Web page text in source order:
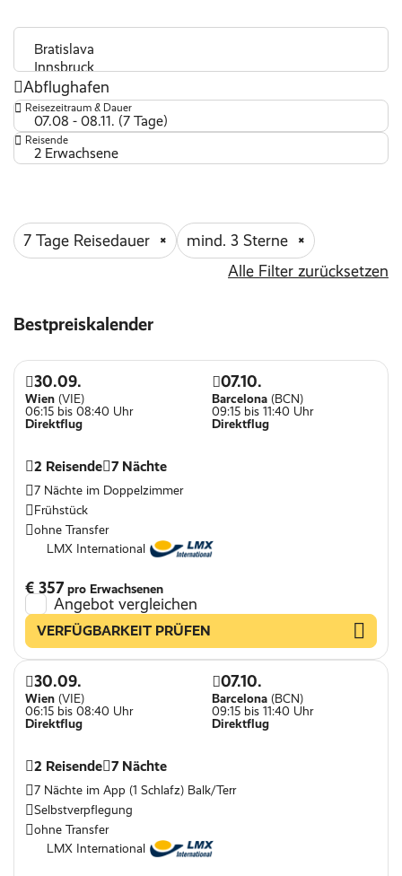
Wäscheservice
ärztlicher Dienst
Nichtraucher Zimmer
Indoor Pool
Outdoor Pool
Kinderspielplatz
Spielzimmer für Kinder
Restaurant
Abflughafen
Reisezeitraum & Dauer
07.08 - 08.11. (7 Tage)
Reisende
2 Erwachsene
7 Tage Reisedauer
mind. 3 Sterne
Alle Filter zurücksetzen
Bestpreiskalender
30.09.
Wien (VIE)
06:15 bis 08:40 Uhr
Direktflug
07.10.
Barcelona (BCN)
09:15 bis 11:40 Uhr
Direktflug
2 Reisende 7 Nächte
7 Nächte im Doppelzimmer
Frühstück
ohne Transfer
LMX International
€ 357 pro Erwachsenen
Angebot vergleichen
VERFÜGBARKEIT PRÜFEN
30.09.
Wien (VIE)
06:15 bis 08:40 Uhr
Direktflug
07.10.
Barcelona (BCN)
09:15 bis 11:40 Uhr
Direktflug
2 Reisende 7 Nächte
7 Nächte im App (1 Schlafz) Balk/Terr
Selbstverpflegung
ohne Transfer
LMX International